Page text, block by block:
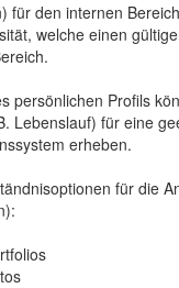
für den internen
welche einen
persönlichen Profils
Lebenslauf) für eine
erheben.
für die